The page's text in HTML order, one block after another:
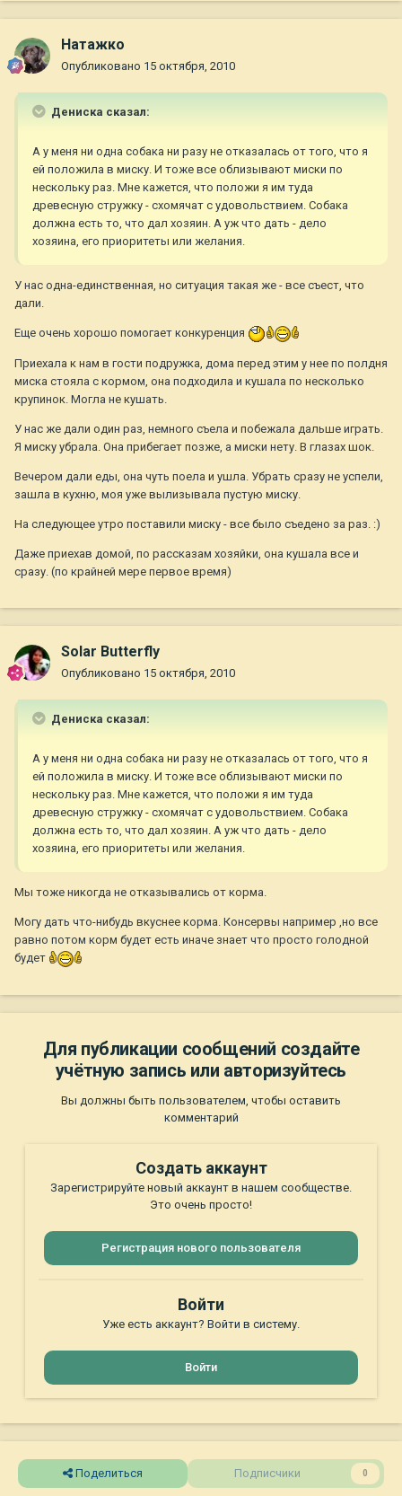
Натажко
Опубликовано 15 октября, 2010
Дениска сказал:
А у меня ни одна собака ни разу не отказалась от того, что я
ей положила в миску. И тоже все облизывают миски по
нескольку раз. Мне кажется, что положи я им туда
древесную стружку - схомячат с удовольствием. Собака
должна есть то, что дал хозяин. А уж что дать - дело
хозяина, его приоритеты или желания.
У нас одна-единственная, но ситуация такая же - все съест, что
дали.
Еще очень хорошо помогает конкуренция
Приехала к нам в гости подружка, дома перед этим у нее по полдня
миска стояла с кормом, она подходила и кушала по несколько
крупинок. Могла не кушать.
У нас же дали один раз, немного съела и побежала дальше играть.
Я миску убрала. Она прибегает позже, а миски нету. В глазах шок.
Вечером дали еды, она чуть поела и ушла. Убрать сразу не успели,
зашла в кухню, моя уже вылизывала пустую миску.
На следующее утро поставили миску - все было съедено за раз. :)
Даже приехав домой, по рассказам хозяйки, она кушала все и
сразу. (по крайней мере первое время)
Solar Butterfly
Опубликовано 15 октября, 2010
Дениска сказал:
А у меня ни одна собака ни разу не отказалась от того, что я
ей положила в миску. И тоже все облизывают миски по
нескольку раз. Мне кажется, что положи я им туда
древесную стружку - схомячат с удовольствием. Собака
должна есть то, что дал хозяин. А уж что дать - дело
хозяина, его приоритеты или желания.
Мы тоже никогда не отказывались от корма.
Могу дать что-нибудь вкуснее корма. Консервы например ,но все
равно потом корм будет есть иначе знает что просто голодной
будет
Для публикации сообщений создайте
учётную запись или авторизуйтесь
Вы должны быть пользователем, чтобы оставить
комментарий
Создать аккаунт
Зарегистрируйте новый аккаунт в нашем сообществе.
Это очень просто!
Регистрация нового пользователя
Войти
Уже есть аккаунт? Войти в систему.
Войти
Поделиться Подписчики 0